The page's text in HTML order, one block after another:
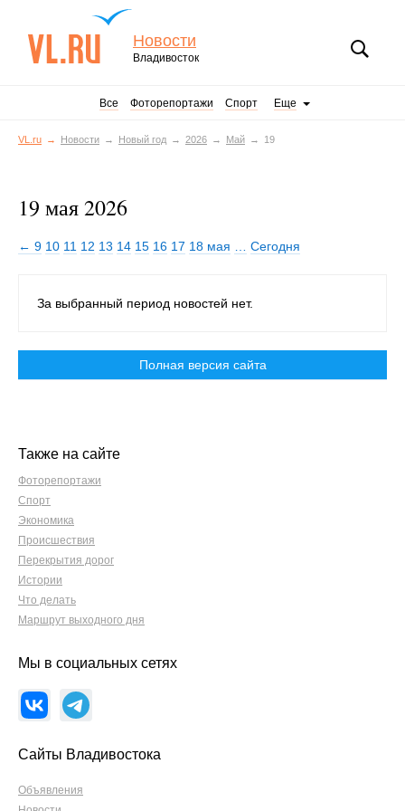
Новости
Владивосток
Все Фоторепортажи Спорт Еще
VL.ru Новости Новый год 2026 Май 19
19 мая 2026
← 9 10 11 12 13 14 15 16 17 18 мая Сегодня
За выбранный период новостей нет.
Полная версия сайта
Также на сайте
Фоторепортажи
Спорт
Экономика
Происшествия
Перекрытия дорог
Истории
Что делать
Маршрут выходного дня
Мы в социальных сетях
Сайты Владивостока
Объявления